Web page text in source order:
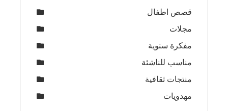
قصص اطفال
مجلات
مفكرة سنوية
مناسب للناشئة
منتجات ثقافية
مهدويات